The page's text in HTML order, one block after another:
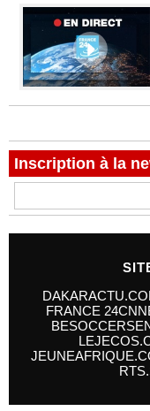
Inscription à la
FRANCE 24CNN
BESOCCER